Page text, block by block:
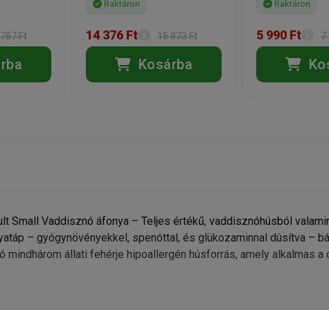
Ft
Raktáron
14 376 Ft 15 973 Ft
Kosárba
Raktáron
5 990 Ft 7
Small Vaddisznó áfonya – Teljes értékű, vaddisznóhúsból
– gyógynövényekkel, spenóttal, és glükozaminnal dúsítva –
állati fehérje hipoallergén húsforrás, amely alkalmas a